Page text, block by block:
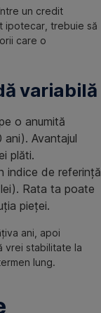
un credit
ipotecar, trebuie să
care o
variabilă
o anumită
Avantajul
plăti.
indice de referință
Rata ta poate
pieței.
ani, apoi
vrei stabilitate la
lung.